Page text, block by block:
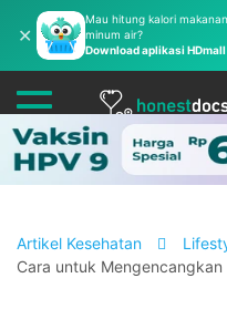
✕
Mau hitung kalori
minum air?
Download aplikasi
Artikel Kesehatan
Cara untuk